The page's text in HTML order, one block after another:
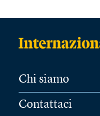
Chi siamo
Contattaci